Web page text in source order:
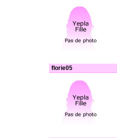
florie05